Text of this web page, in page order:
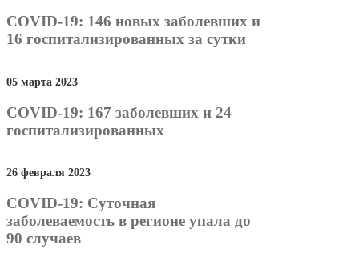
COVID-19: 146 новых заболевших и
16 госпитализированных за сутки
05 марта 2023
COVID-19: 167 заболевших и 24
госпитализированных
26 февраля 2023
COVID-19: Суточная
заболеваемость в регионе упала до
90 случаев